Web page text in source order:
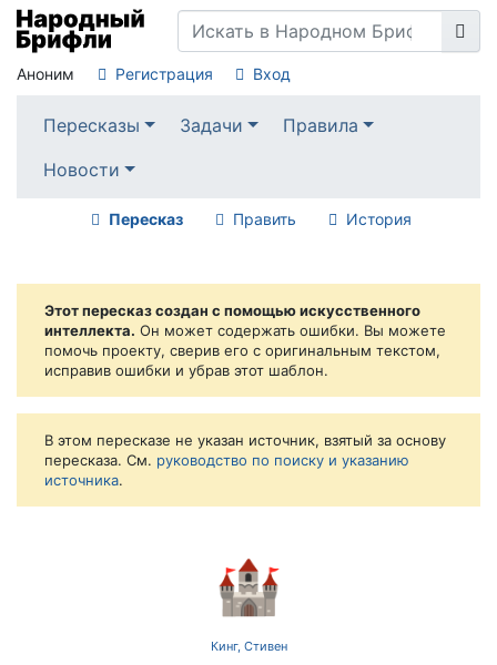
Аноним Регистрация Вход
Пересказы Задачи
Правила
Новости
Пересказ Править История
Этот пересказ создан с помощью искусственного
интеллекта. Он может содержать ошибки. Вы можете
помочь проекту, сверив его с оригинальным текстом,
исправив ошибки и убрав этот шаблон.
В этом пересказе не указан источник, взятый за основу
пересказа. См. руководство по поиску и указанию
источника.
🏰
Кинг, Стивен